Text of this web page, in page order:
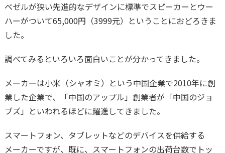
ベゼルが狭い先進的なデザインに標準でスピーカーとウー
ハーがついて65,000円（3999元）ということにおどろきま
した。
調べてみるといろいろ面白いことが分かってきました。
メーカーは小米（シャオミ）という中国企業で2010年に創
業した企業で、「中国のアップル」創業者が「中国のジョ
ブズ」といわれるほどに躍進してきました。
スマートフォン、タブレットなどのデバイスを供給する
メーカーですが、既に、スマートフォンの出荷台数でトッ